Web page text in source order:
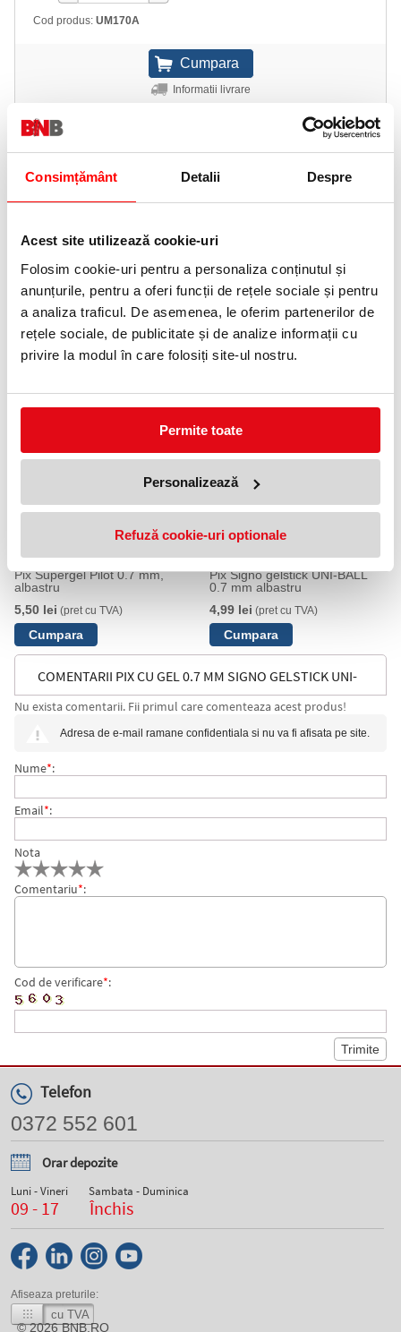
Consimțământ Detalii Despre
Acest site utilizează cookie-uri
Folosim cookie-uri pentru a personaliza conținutul și
anunțurile, pentru a oferi funcții de rețele sociale și pentru
a analiza traficul. De asemenea, le oferim partenerilor de
rețele sociale, de publicitate și de analize informații cu
privire la modul în care folosiți site-ul nostru.
Permite toate
Personalizează
Refuză cookie-uri optionale
Cod produs: UM170A
Informatii livrare
Adauga in wishlist
Grosime scriere: 0.7 mm.
Pix Signo Gelstick Uniball.
PRODUSE SIMILARE
Pix Supergel Pilot 0.7 mm,
albastru
5,50 lei (pret cu TVA)
Pix Signo gelstick UNI-BALL
0.7 mm albastru
4,99 lei (pret cu TVA)
COMENTARII PIX CU GEL 0.7 MM SIGNO GELSTICK UNI-
Nu exista comentarii. Fii primul care comenteaza acest produs!
Adresa de e-mail ramane confidentiala si nu va fi afisata pe site.
Nume*:
Email*:
Nota
Comentariu*:
Cod de verificare*:
Telefon
0372 552 601
Orar depozite
Luni - Vineri
09 - 17
Sambata - Duminica
Închis
Afiseaza preturile:
cu TVA
© 2026BNB.RO